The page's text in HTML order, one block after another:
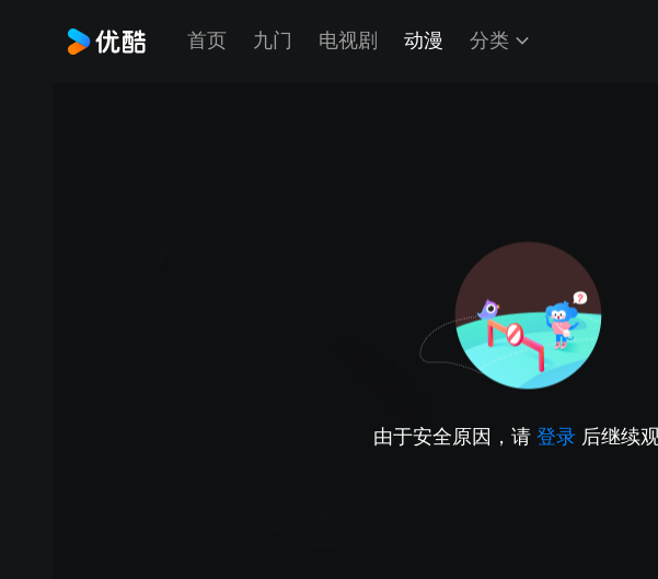
首页 九门 电视剧 动漫 分类
由于安全原因，请 登录 后继续